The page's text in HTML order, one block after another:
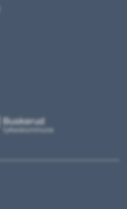
Buskerud
fylkeskommune